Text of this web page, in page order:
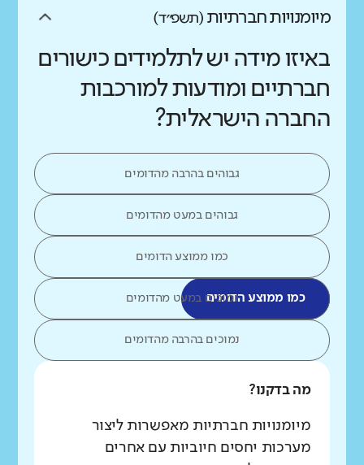
מיומנויות חברתיות (תשפ״ד)
באיזו מידה יש לתלמידים כישורים
חברתיים ומודעות למורכבות
החברה הישראלית?
גבוהים בהרבה מהדומים
גבוהים במעט מהדומים
כמו ממוצע הדומים
כמו ממוצע הדומיםנמוכים במעט מהדומים
נמוכים בהרבה מהדומים
מה בדקנו?
מיומנויות חברתיות מאפשרות ליצור
מערכות יחסים חיוביות עם אחרים